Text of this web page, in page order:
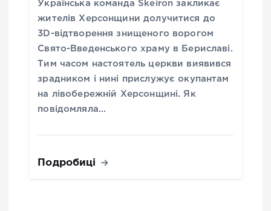
Українська команда Skeiron закликає
жителів Херсонщини долучитися до
3D-відтворення знищеного ворогом
Свято-Введенського храму в Бериславі.
Тим часом настоятель церкви виявився
зрадником і нині прислужує окупантам
на лівобережній Херсонщині. Як
повідомляла…
Подробиці